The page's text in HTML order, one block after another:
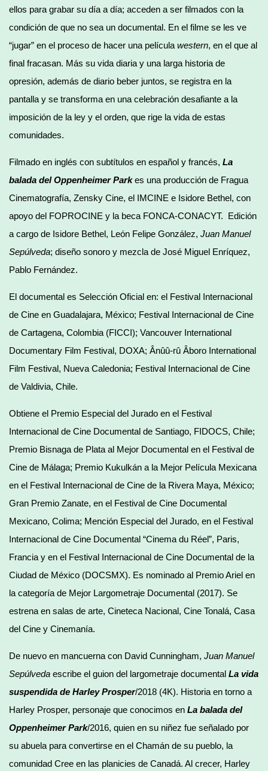
ellos para grabar su día a día; acceden a ser filmados con la
condición de que no sea un documental. En el filme se les ve
“jugar” en el proceso de hacer una película western, en el que al
final fracasan. Más su vida diaria y una larga historia de
opresión, además de diario beber juntos, se registra en la
pantalla y se transforma en una celebración desafiante a la
imposición de la ley y el orden, que rige la vida de estas
comunidades.
Filmado en inglés con subtítulos en español y francés, La
balada del Oppenheimer Parkes una producción de Fragua
Cinematografía, Zensky Cine, el IMCINE e Isidore Bethel, con
apoyo del FOPROCINE y la beca FONCA-CONACYT. Edición
a cargo de Isidore Bethel, León Felipe González, Juan Manuel
Sepúlveda; diseño sonoro y mezcla de José Miguel Enríquez,
Pablo Fernández.
El documental es Selección Oficial en: el Festival Internacional
de Cine en Guadalajara, México; Festival Internacional de Cine
de Cartagena, Colombia (FICCI); Vancouver International
Documentary Film Festival, DOXA; Ânûû-rû Âboro International
Film Festival, Nueva Caledonia; Festival Internacional de Cine
de Valdivia, Chile.
Obtiene el Premio Especial del Jurado en el Festival
Internacional de Cine Documental de Santiago, FIDOCS, Chile;
Premio Bisnaga de Plata al Mejor Documental en el Festival de
Cine de Málaga; Premio Kukulkán a la Mejor Película Mexicana
en el Festival Internacional de Cine de la Rivera Maya, México;
Gran Premio Zanate, en el Festival de Cine Documental
Mexicano, Colima; Mención Especial del Jurado, en el Festival
Internacional de Cine Documental “Cinema du Réel”, Paris,
Francia y en el Festival Internacional de Cine Documental de la
Ciudad de México (DOCSMX). Es nominado al Premio Ariel en
la categoría de Mejor Largometraje Documental (2017). Se
estrena en salas de arte, Cineteca Nacional, Cine Tonalá, Casa
del Cine y Cinemanía.
De nuevo en mancuerna con David Cunningham, Juan Manuel
Sepúlveda escribe el guion del largometraje documental La vida
suspendida de Harley Prosper/2018 (4K). Historia en torno a
Harley Prosper, personaje que conocimos en La balada del
Oppenheimer Park/2016, quien en su niñez fue señalado por
su abuela para convertirse en el Chamán de su pueblo, la
comunidad Cree en las planicies de Canadá. Al crecer, Harley